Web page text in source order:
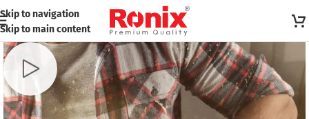
Skip to navigation
Skip to main content